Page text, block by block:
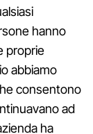
hanno
proprie
abbiamo
consentono
ad
ha